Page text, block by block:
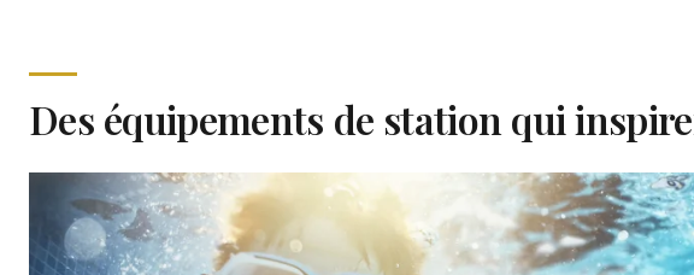
Des équipements de station qui